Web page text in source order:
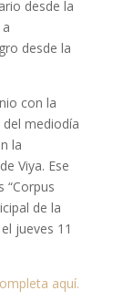
desde la
desde la
con la
del mediodía
la
Viya. Ese
“Corpus
de la
jueves 11
aquí.